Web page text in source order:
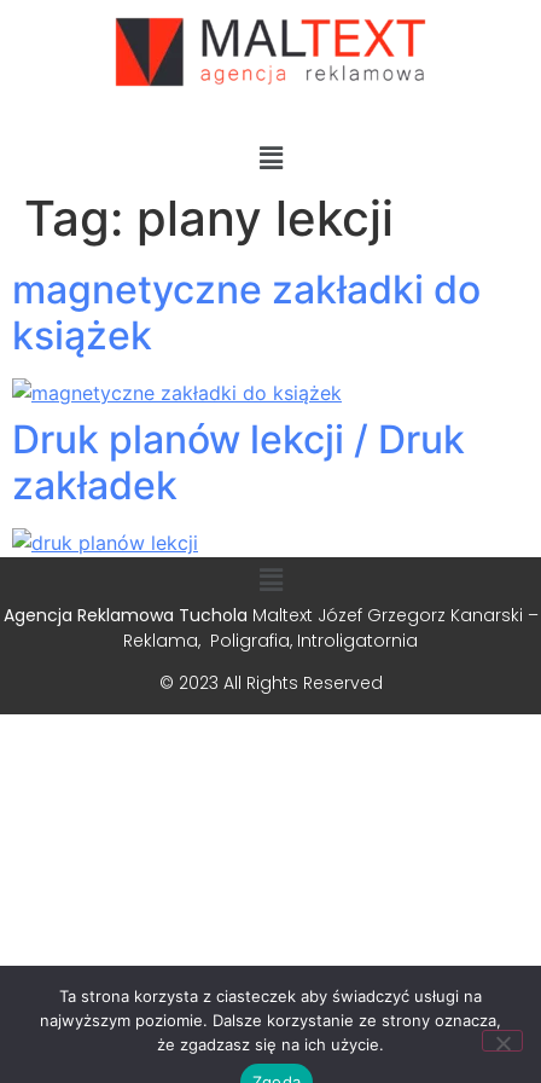
Tag: plany lekcji
magnetyczne zakładki do
książek
Druk planów lekcji / Druk
zakładek
Agencja Reklamowa Tuchola Maltext Józef Grzegorz Kanarski –
Reklama, Poligrafia, Introligatornia
© 2023 All Rights Reserved
Ta strona korzysta z ciasteczek aby świadczyć usługi na
najwyższym poziomie. Dalsze korzystanie ze strony oznacza,
że zgadzasz się na ich użycie.